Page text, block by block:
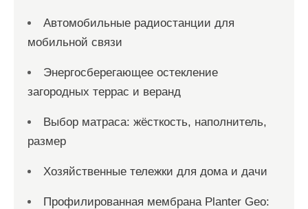
Автомобильные радиостанции для
мобильной связи
Энергосберегающее остекление
загородных террас и веранд
Выбор матраса: жёсткость, наполнитель,
размер
Хозяйственные тележки для дома и дачи
Профилированная мембрана Planter Geo: